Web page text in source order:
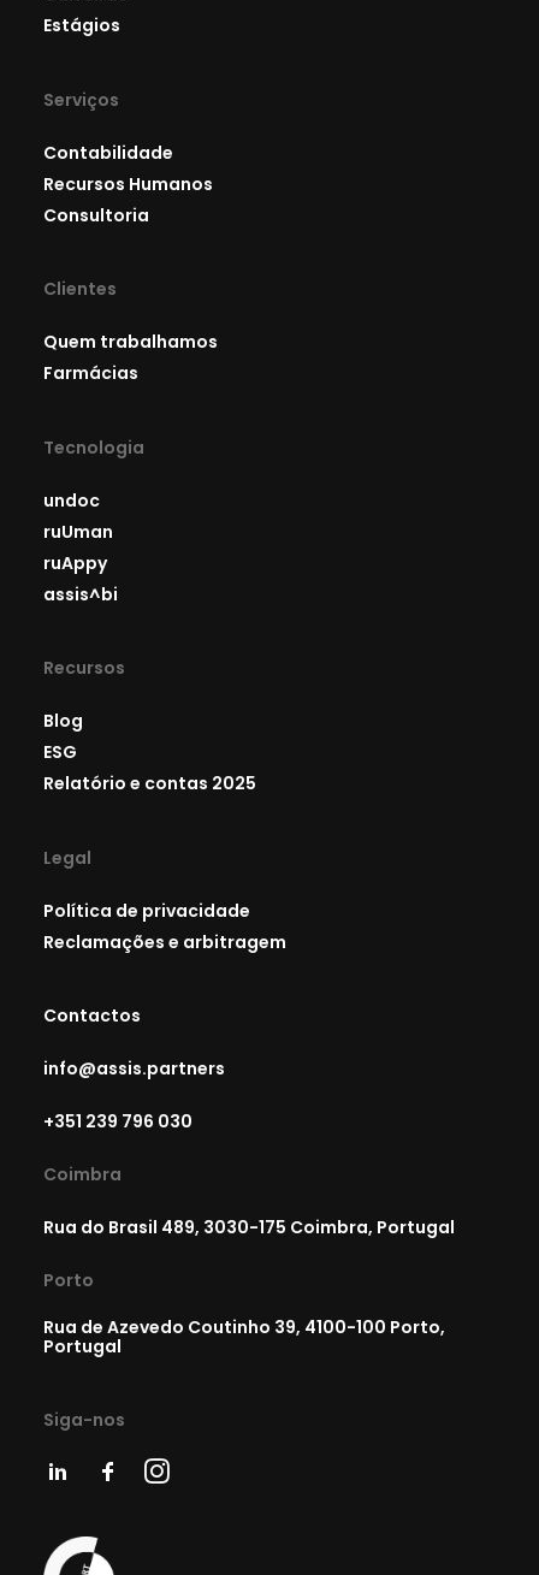
Estágios
Serviços
Contabilidade
Recursos Humanos
Consultoria
Clientes
Quem trabalhamos
Farmácias
Tecnologia
undoc
ruUman
ruAppy
assis^bi
Recursos
Blog
ESG
Relatório e contas 2025
Legal
Política de privacidade
Reclamações e arbitragem
Contactos
info@assis.partners
+351 239 796 030
Coimbra
Rua do Brasil 489, 3030-175 Coimbra, Portugal
Porto
Rua de Azevedo Coutinho 39, 4100-100 Porto,
Portugal
Siga-nos